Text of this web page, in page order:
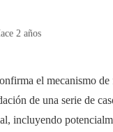
2 años
el mecanismo
de una serie de
incluyendo